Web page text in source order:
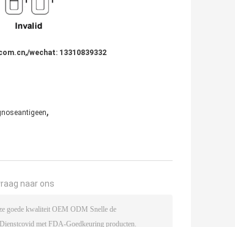
wechat: 13310839332
,
naar ons